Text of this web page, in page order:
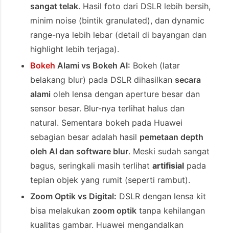
sangat telak. Hasil foto dari DSLR lebih bersih,
minim noise (bintik granulated), dan dynamic
range-nya lebih lebar (detail di bayangan dan
highlight lebih terjaga).
Bokeh Alami vs Bokeh AI: Bokeh (latar
belakang blur) pada DSLR dihasilkan secara
alami oleh lensa dengan aperture besar dan
sensor besar. Blur-nya terlihat halus dan
natural. Sementara bokeh pada Huawei
sebagian besar adalah hasil pemetaan depth
oleh AI dan software blur. Meski sudah sangat
bagus, seringkali masih terlihatartifisial pada
tepian objek yang rumit (seperti rambut).
Zoom Optik vs Digital: DSLR dengan lensa kit
bisa melakukan zoom optik tanpa kehilangan
kualitas gambar. Huawei mengandalkan